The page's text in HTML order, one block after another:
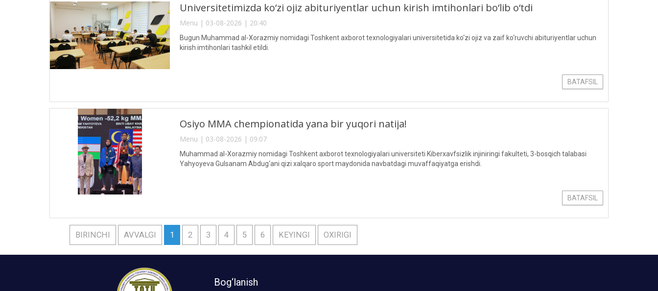
Universitetimizda ko‘zi ojiz abituriyentlar uchun kirish imtihonlari bo‘lib o‘tdi
Menu | 03-08-2026 | 20:40
Bugun Muhammad al-Xorazmiy nomidagi Toshkent axborot texnologiyalari universitetida ko‘zi ojiz va zaif ko‘ruvchi abituriyentlar uchun
kirish imtihonlari tashkil etildi.
BATAFSIL
Osiyo MMA chempionatida yana bir yuqori natija!
Menu | 03-08-2026 | 09:07
Muhammad al-Xorazmiy nomidagi Toshkent axborot texnologiyalari universiteti Kiberxavfsizlik injiniringi fakulteti, 3-bosqich talabasi
Yahyoyeva Gulsanam Abdug‘ani qizi xalqaro sport maydonida navbatdagi muvaffaqiyatga erishdi.
BATAFSIL
BIRINCHI AVVALGI 1 2 3 4 5 6 KEYINGI OXIRIGI
Bog‘lanish